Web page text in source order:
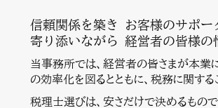
信頼関係を築き お客様のサポー
寄り添いながら 経営者の皆様の
当事務所では、経営者の皆さまが本業
の効率化を図るとともに、税務に関す
税理士選びは、安さだけで決めるもの